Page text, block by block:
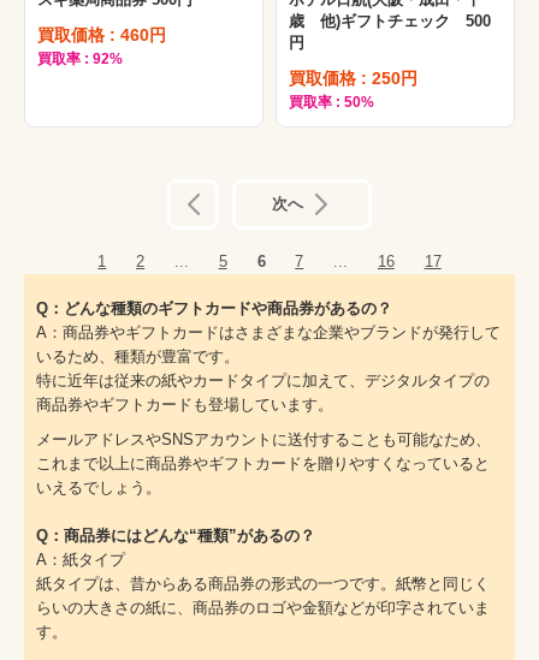
買取価格 : 460円
買取率 : 92%
歳 他)ギフトチェック 500
円
買取価格 : 250円
買取率 : 50%
次へ
1 2 ... 5 6 7 ... 16 17
Q：どんな種類のギフトカードや商品券があるの？
A：商品券やギフトカードはさまざまな企業やブランドが発行して
いるため、種類が豊富です。
特に近年は従来の紙やカードタイプに加えて、デジタルタイプの
商品券やギフトカードも登場しています。
メールアドレスやSNSアカウントに送付することも可能なため、
これまで以上に商品券やギフトカードを贈りやすくなっていると
いえるでしょう。
Q：商品券にはどんな“種類”があるの？
A：紙タイプ
紙タイプは、昔からある商品券の形式の一つです。紙幣と同じく
らいの大きさの紙に、商品券のロゴや金額などが印字されていま
す。